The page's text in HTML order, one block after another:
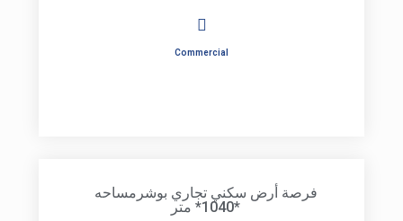
Commercial
فرصة أرض سكني تجاري بوشرمساحه
*1040* متر